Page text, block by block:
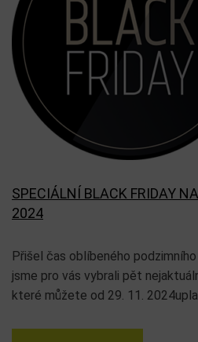
SPECIÁLNÍ BLACK FRIDAY
2024
Přišel čas oblíbeného
jsme pro vás vybrali pět
které můžete od 29. 11.